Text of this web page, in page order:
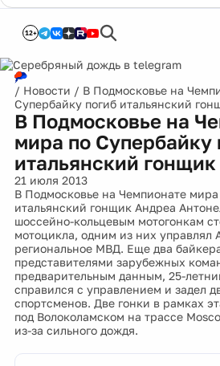
12+
/ Новости / В Подмосковье на
Супербайку погиб итальянский
В Подмосковье на
мира по Супербайку
итальянский гонщик
21 июля 2013
В Подмосковье на Чемпионате
итальянский гонщик Андреа
шоссейно-кольцевым мотогонкам
мотоцикла, одним из них управлял
региональное МВД. Еще два
представителями зарубежных
предварительным данным, 25-
справился с управлением и задел
спортсменов. Две гонки в рамках
под Волоколамском на трассе
из-за сильного дождя.